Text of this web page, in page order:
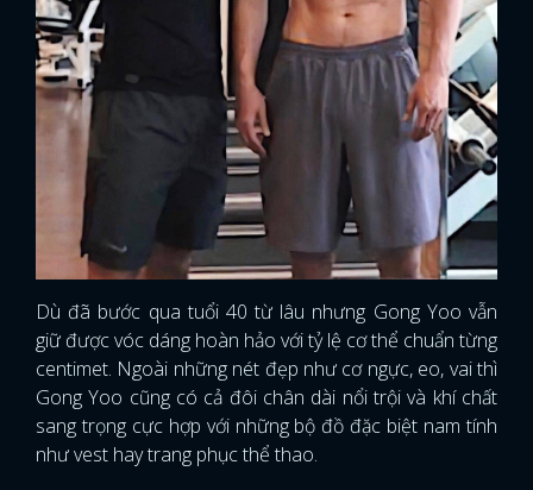
Dù đã bước qua tuổi 40 từ lâu nhưng Gong Yoo vẫn
giữ được vóc dáng hoàn hảo với tỷ lệ cơ thể chuẩn từng
centimet. Ngoài những nét đẹp như cơ ngực, eo, vai thì
Gong Yoo cũng có cả đôi chân dài nổi trội và khí chất
sang trọng cực hợp với những bộ đồ đặc biệt nam tính
như vest hay trang phục thể thao.